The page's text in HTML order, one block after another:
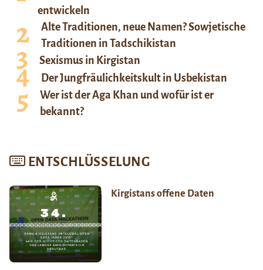
entwickeln
Alte Traditionen, neue Namen? Sowjetische
Traditionen in Tadschikistan
Sexismus in Kirgistan
Der Jungfräulichkeitskult in Usbekistan
Wer ist der Aga Khan und wofür ist er
bekannt?
ENTSCHLÜSSELUNG
Kirgistans offene Daten